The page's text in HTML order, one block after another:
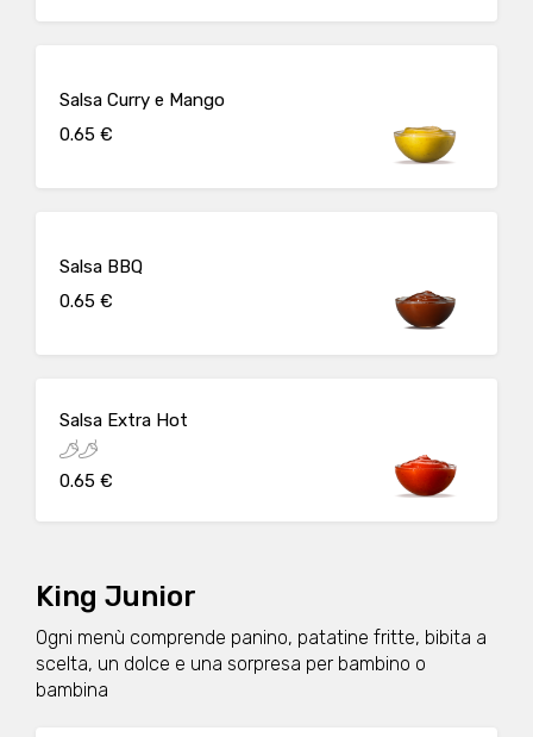
Salsa Curry e Mango
0.65 €
Salsa BBQ
0.65 €
Salsa Extra Hot
0.65 €
King Junior
Ogni menù comprende panino, patatine fritte, bibita a
scelta, un dolce e una sorpresa per bambino o
bambina